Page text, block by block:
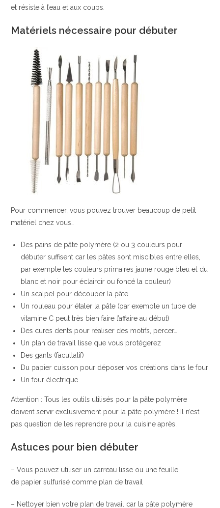
et résiste à l’eau et aux coups.
Matériels nécessaire pour débuter
Pour commencer, vous pouvez trouver beaucoup de petit
matériel chez vous…
Des pains de pâte polymère (2 ou 3 couleurs pour
débuter suffisent car les pâtes sont miscibles entre elles,
par exemple les couleurs primaires jaune rouge bleu et du
blanc et noir pour éclaircir ou foncé la couleur)
Un scalpel pour découper la pâte
Un rouleau pour étaler la pâte (par exemple un tube de
vitamine C peut très bien faire l’affaire au début)
Des cures dents pour réaliser des motifs, percer…
Un plan de travail lisse que vous protégerez
Des gants (facultatif)
Du papier cuisson pour déposer vos créations dans le four
Un four électrique
Attention : Tous les outils utilisés pour la pâte polymère
doivent servir exclusivement pour la pâte polymère ! Il n’est
pas question de les reprendre pour la cuisine après.
Astuces pour bien débuter
– Vous pouvez utiliser un carreau lisse ou une feuille
de papier sulfurisé comme plan de travail
– Nettoyer bien votre plan de travail car la pâte polymère